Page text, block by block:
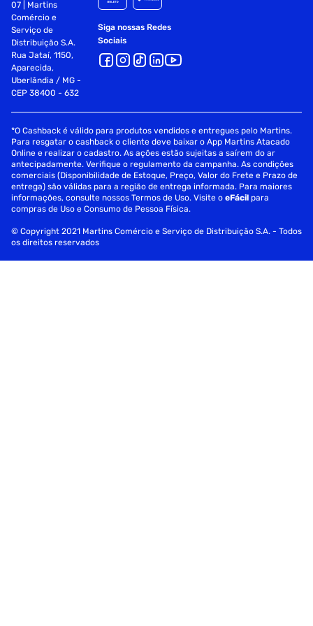
07 | Martins
Comércio e
Serviço de
Distribuição S.A.
Rua Jataí, 1150,
Aparecida,
Uberlândia / MG -
CEP 38400 - 632
Siga nossas Redes
Sociais
*O Cashback é válido para produtos vendidos e entregues pelo Martins.
Para resgatar o cashback o cliente deve baixar o App Martins Atacado
Online e realizar o cadastro. As ações estão sujeitas a saírem do ar
antecipadamente. Verifique o regulamento da campanha. As condições
comerciais (Disponibilidade de Estoque, Preço, Valor do Frete e Prazo de
entrega) são válidas para a região de entrega informada. Para maiores
informações, consulte nossos Termos de Uso. Visite oeFácil para
compras de Uso e Consumo de Pessoa Física.
© Copyright 2021 Martins Comércio e Serviço de Distribuição S.A. - Todos
os direitos reservados